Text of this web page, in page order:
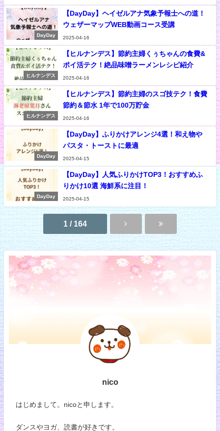
DayDay
【DayDay】ヘイゼルアナ気象予報士への道！
ウェザーマップWEB動画コース受講
2025-04-16
ヒルナンデス
【ヒルナンデス】節約主婦くぅちゃんの食費&
ポイ活テク！絶品味噌ラーメンレシピ紹介
2025-04-16
ヒルナンデス
【ヒルナンデス】節約主婦のスゴ技テク！食費
節約＆節水 1年で100万貯金
2025-04-16
DayDay
【DayDay】ふりかけアレンジ4選！和え物や
パスタ・トーストに最適
2025-04-15
DayDay
【DayDay】人気ふりかけTOP3！おすすめふ
りかけ10選 海鮮系に注目！
2025-04-15
1 / 164
nico
はじめまして。nicoと申します。
ダンスやヨガ、読書が好きです。